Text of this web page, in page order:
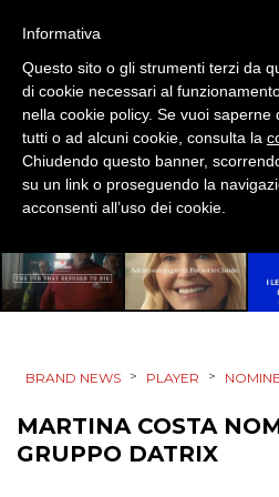
CINEMA
DIGITALE
ESTERNA
TV
BRAND NEWS > PLAYER > NOMINE
MARTINA COSTA
GRUPPO DATRIX
Informativa
Questo sito o gli strumenti terzi da
di cookie necessari al
nella cookie policy. Se vuoi
tutti o ad alcuni cookie, consulta la
Chiudendo questo banner,
su un link o proseguendo la
acconsenti all’uso dei cookie.